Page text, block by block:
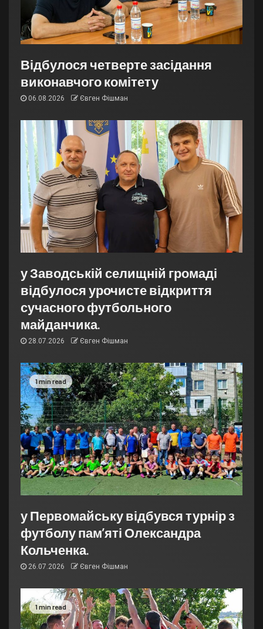
Відбулося четверте засідання
виконавчого комітету
06.08.2026 Євген Фішман
у Заводській селищній громаді
відбулося урочисте відкриття
сучасного футбольного
майданчика.
28.07.2026 Євген Фішман
1 min read
у Первомайську відбувся турнір з
футболу пам’яті Олександра
Кольченка.
26.07.2026 Євген Фішман
1 min read